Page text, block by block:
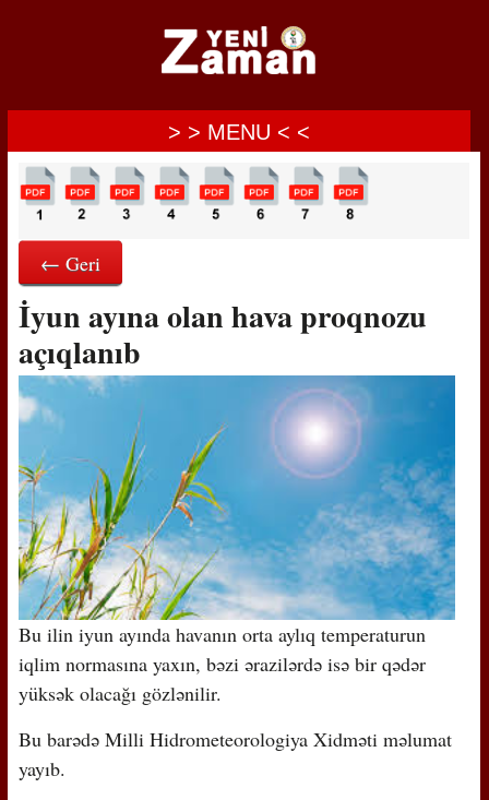
> > MENU < <
← Geri
İyun ayına olan hava proqnozu
açıqlanıb
Bu ilin iyun ayında havanın orta aylıq temperaturun
iqlim normasına yaxın, bəzi ərazilərdə isə bir qədər
yüksək olacağı gözlənilir.
Bu barədə Milli Hidrometeorologiya Xidməti məlumat
yayıb.